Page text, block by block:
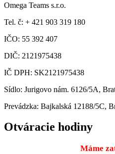
Omega Teams s.r.o.
Tel. č: + 421 903 319 180
IČO: 55 392 407
DIČ: 2121975438
IČ DPH: SK2121975438
Sídlo: Jurigovo nám. 6126/5A,
Prevádzka: Bajkalská 12188/5C,
Otváracie hodiny
Máme